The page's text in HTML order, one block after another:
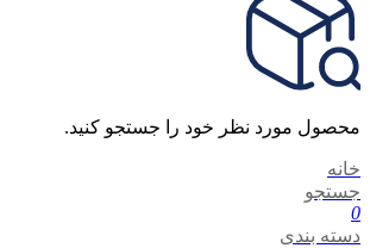
محصول مورد نظر خود را جستجو کنید.
خانه
جستجو
0
دسته بندی